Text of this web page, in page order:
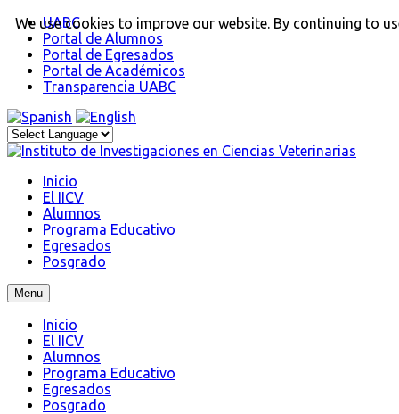
UABC
Portal de Alumnos
Portal de Egresados
Portal de Académicos
Transparencia UABC
Inicio
El IICV
Alumnos
Programa Educativo
Egresados
Posgrado
Menu
Inicio
El IICV
Alumnos
Programa Educativo
Egresados
Posgrado
We use cookies to improve our website. By continuing to